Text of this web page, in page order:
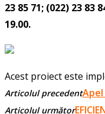
23 85 71; (022) 23
19.00.
Acest proiect este
Articolul precedent
Articolul următor